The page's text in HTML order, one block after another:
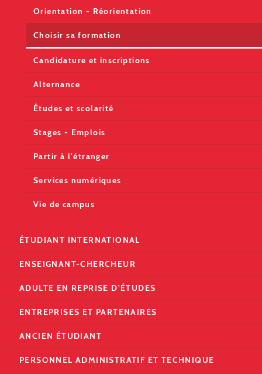
Orientation - Réorientation
Choisir sa formation
Candidature et inscriptions
Alternance
Études et scolarité
Stages - Emplois
Partir à l'étranger
Services numériques
Vie de campus
ÉTUDIANT INTERNATIONAL
ENSEIGNANT-CHERCHEUR
ADULTE EN REPRISE D'ÉTUDES
ENTREPRISES ET PARTENAIRES
ANCIEN ÉTUDIANT
PERSONNEL ADMINISTRATIF ET TECHNIQUE